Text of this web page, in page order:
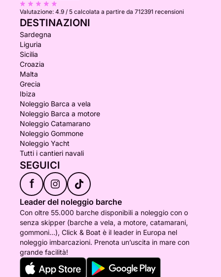
Valutazione: 4.9 / 5 calcolata a partire da 712391 recensioni
DESTINAZIONI
Sardegna
Liguria
Sicilia
Croazia
Malta
Grecia
Ibiza
Noleggio Barca a vela
Noleggio Barca a motore
Noleggio Catamarano
Noleggio Gommone
Noleggio Yacht
Tutti i cantieri navali
SEGUICI
f
Leader del noleggio barche
Con oltre 55.000 barche disponibili a noleggio con o
senza skipper (barche a vela, a motore, catamarani,
gommoni...), Click & Boat è il leader in Europa nel
noleggio imbarcazioni. Prenota un’uscita in mare con
grande facilità!